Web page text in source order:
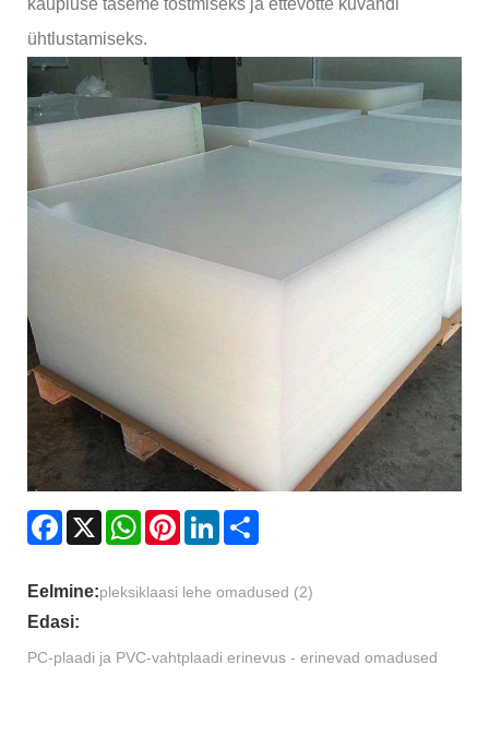
kaupluse taseme tõstmiseks ja ettevõtte kuvandi
ühtlustamiseks.
Facebook
X WhatsApp
PinterestLinkedIn
Eelmine:pleksiklaasi lehe omadused (2)
Edasi:
PC-plaadi ja PVC-vahtplaadi erinevus - erinevad omadused